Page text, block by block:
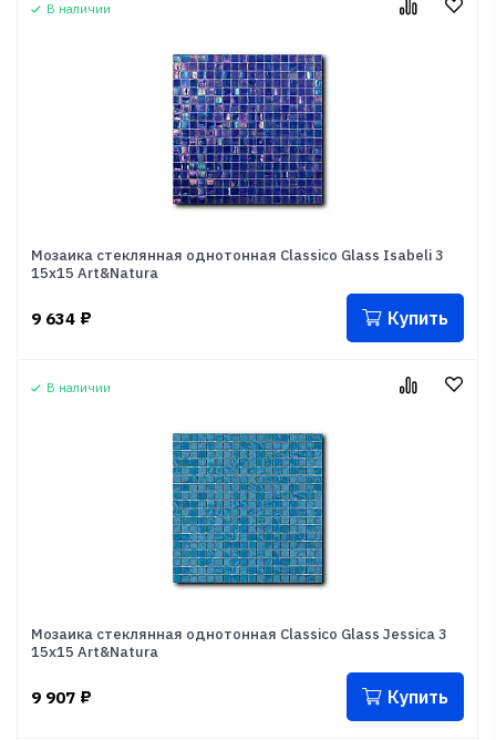
В наличии
Мозаика стеклянная однотонная Classico Glass Isabeli 3
15x15 Art&Natura
9 634 ₽ Купить
В наличии
Мозаика стеклянная однотонная Classico Glass Jessica 3
15x15 Art&Natura
9 907 ₽ Купить